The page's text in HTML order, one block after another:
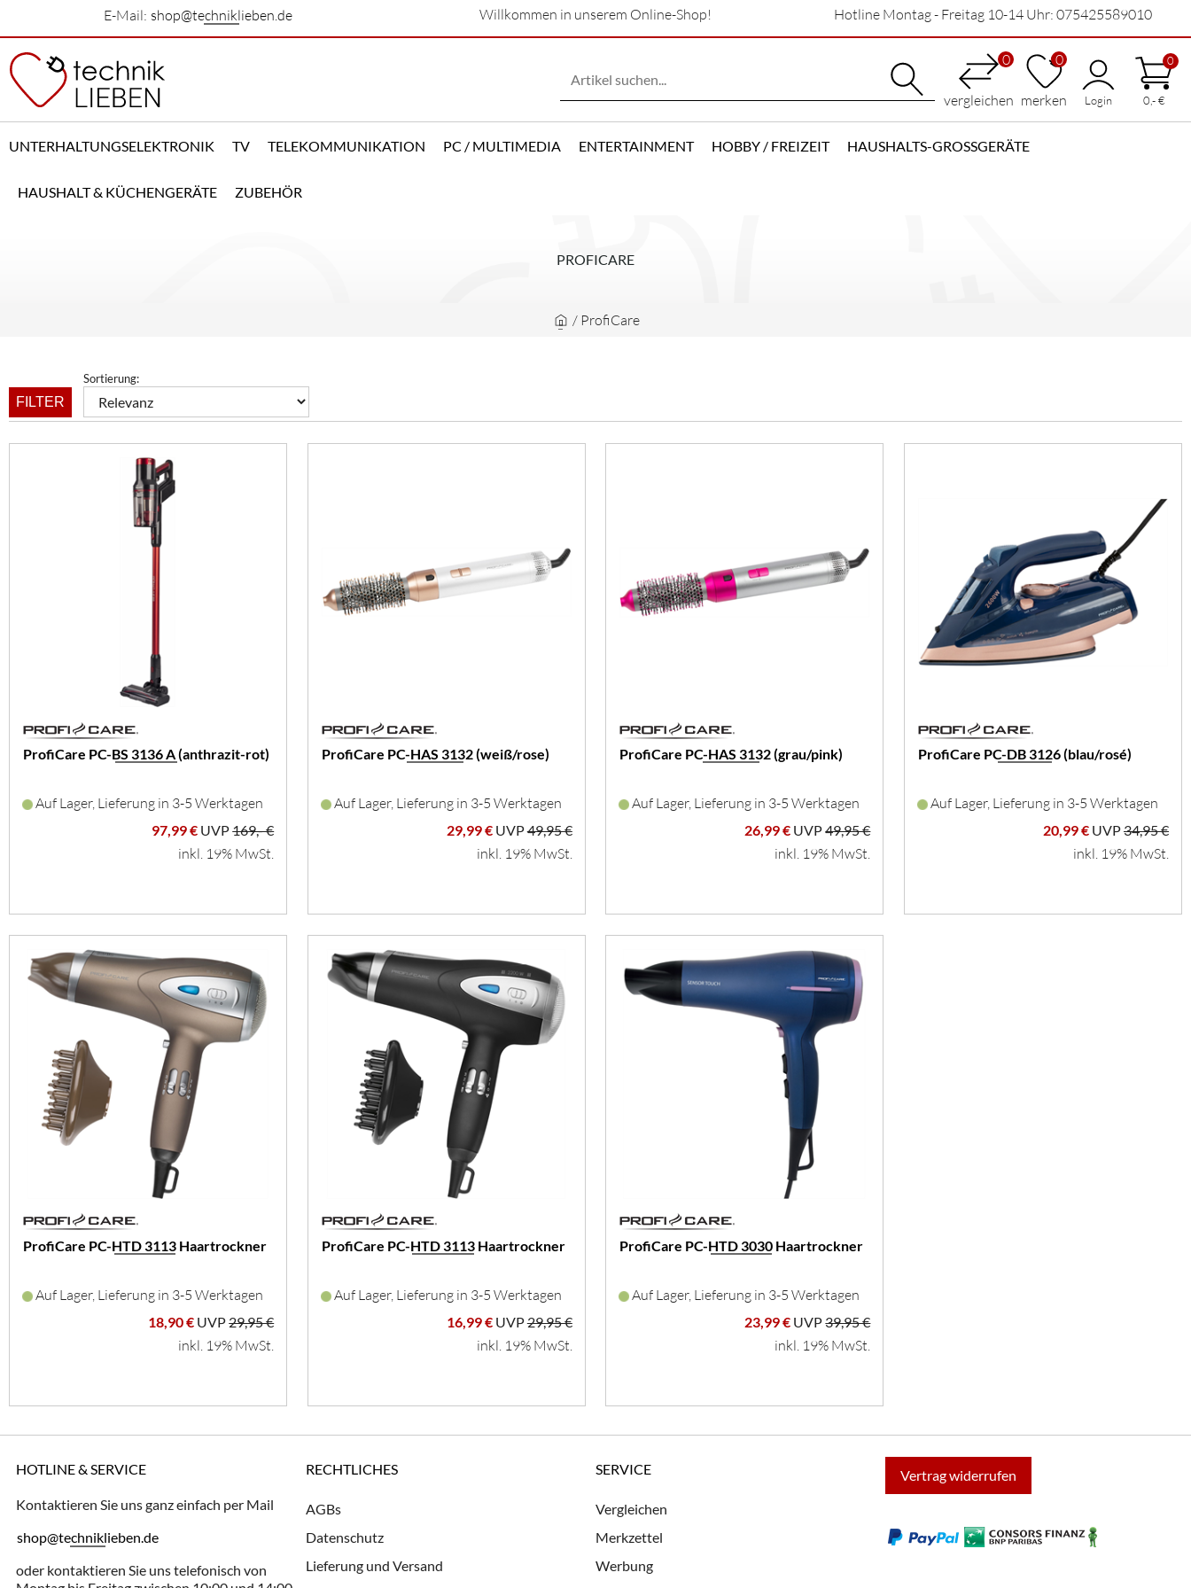
E-Mail: shop@techniklieben.de Willkommen in unserem Online-Shop! Hotline Montag - Freitag 10-14 Uhr: 075425589010
0
vergleichen
0
merken Login
0
0,- €
UNTERHALTUNGSELEKTRONIK TV TELEKOMMUNIKATION PC / MULTIMEDIA ENTERTAINMENT HOBBY / FREIZEIT HAUSHALTS-GROSSGERÄTE
HAUSHALT & KÜCHENGERÄTE ZUBEHÖR
PROFICARE
/ ProfiCare
FILTER
Sortierung:
ProfiCare PC-BS 3136 A (anthrazit-rot)
Auf Lager, Lieferung in 3-5 Werktagen
97,99 € UVP169,- €
inkl. 19% MwSt.
ProfiCare PC-HAS 3132 (weiß/rose)
Auf Lager, Lieferung in 3-5 Werktagen
29,99 € UVP49,95 €
inkl. 19% MwSt.
ProfiCare PC-HAS 3132 (grau/pink)
Auf Lager, Lieferung in 3-5 Werktagen
26,99 € UVP49,95 €
inkl. 19% MwSt.
ProfiCare PC-DB 3126 (blau/rosé)
Auf Lager, Lieferung in 3-5 Werktagen
20,99 € UVP34,95 €
inkl. 19% MwSt.
ProfiCare PC-HTD 3113 Haartrockner
Auf Lager, Lieferung in 3-5 Werktagen
18,90 € UVP29,95 €
inkl. 19% MwSt.
ProfiCare PC-HTD 3113 Haartrockner
Auf Lager, Lieferung in 3-5 Werktagen
16,99 € UVP29,95 €
inkl. 19% MwSt.
ProfiCare PC-HTD 3030 Haartrockner
Auf Lager, Lieferung in 3-5 Werktagen
23,99 € UVP39,95 €
inkl. 19% MwSt.
HOTLINE & SERVICE
Kontaktieren Sie uns ganz einfach per Mail
shop@techniklieben.de
oder kontaktieren Sie uns telefonisch von
RECHTLICHES
AGBs
Datenschutz
Lieferung und Versand
SERVICE
Vergleichen
Merkzettel
Werbung
Vertrag widerrufen